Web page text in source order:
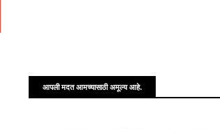
आपली मदत आमच्यासाठी अमूल्य आहे.